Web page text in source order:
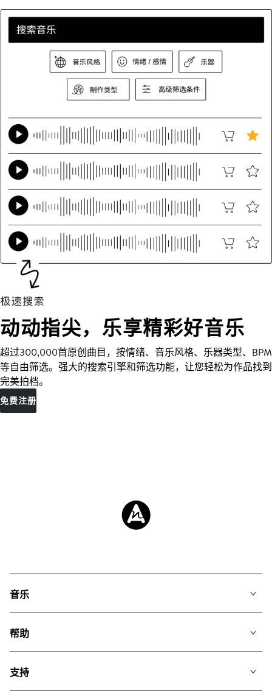
动动指尖，乐享精彩好音乐
超过300,000首原创曲目，按情绪、音乐风格、乐器类型、BPM
等自由筛选。强大的搜索引擎和筛选功能，让您轻松为作品找到
完美拍档。
免费注册
音乐
搜索
专辑
帮助
我们如何运用AI
支持